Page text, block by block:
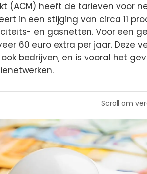
(ACM) heeft de tarieven voor
in een stijging van circa 11
en gasnetten. Voor een
60 euro extra per jaar. Deze
bedrijven, en is vooral het
Scroll om